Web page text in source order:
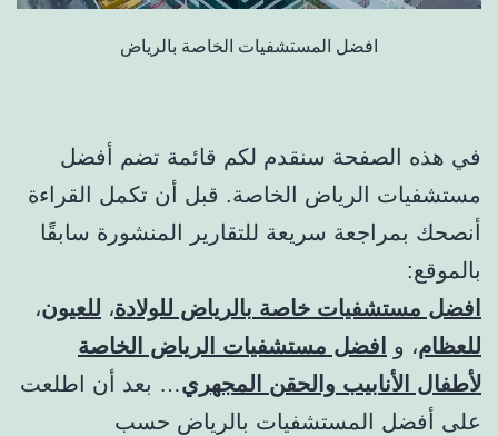
افضل المستشفيات الخاصة بالرياض
في هذه الصفحة سنقدم لكم قائمة تضم أفضل
مستشفيات الرياض الخاصة. قبل أن تكمل القراءة
أنصحك بمراجعة سريعة للتقارير المنشورة سابقًا
بالموقع:
افضل مستشفيات خاصة بالرياض للولادة، للعيون،
للعظام، و
افضل مستشفيات الرياض الخاصة
لأطفال الأنابيب والحقن المجهري… بعد أن اطلعت
على أفضل المستشفيات بالرياض حسب